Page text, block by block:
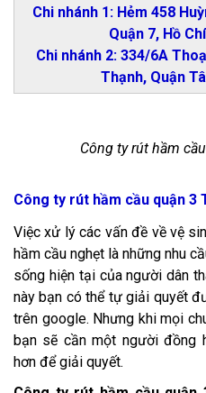
Chi nhánh 1: Hẻm 458
Quận 7, Hồ
Chi nhánh 2: 334/6A
Thạnh, Quận
Công ty rút hầm
Công ty rút hầm cầu quận 3
Việc xử lý các vấn đề về vệ
hầm cầu nghẹt là những nhu
sống hiện tại của người dân
này bạn có thể tự giải quyết
trên google. Nhưng khi mọi
bạn sẽ cần một người đồng
hơn để giải quyết.